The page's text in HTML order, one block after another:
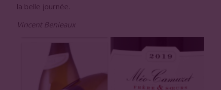
la belle journée.
Vincent Benieaux